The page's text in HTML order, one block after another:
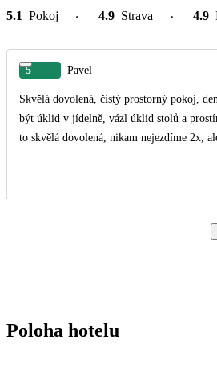
5.1 Pokoj 4.9 Strava 4.9
5 Pavel
Skvělá dovolená, čistý prostorný pokoj,
být úklid v jídelně, vázl úklid stolů a
to skvělá dovolená, nikam nejezdíme 2x,
Poloha hotelu